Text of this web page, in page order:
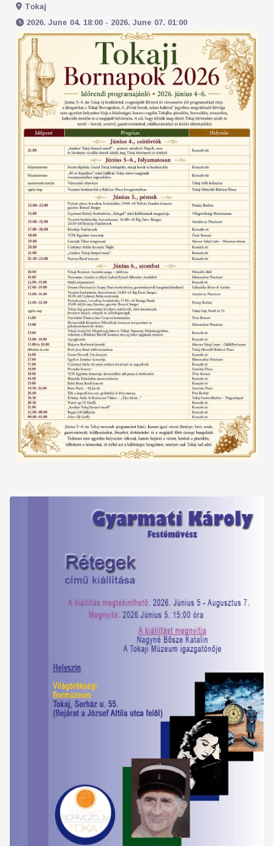
Tokaj
2026. June 04. 18:00 - 2026. June 07. 01:00